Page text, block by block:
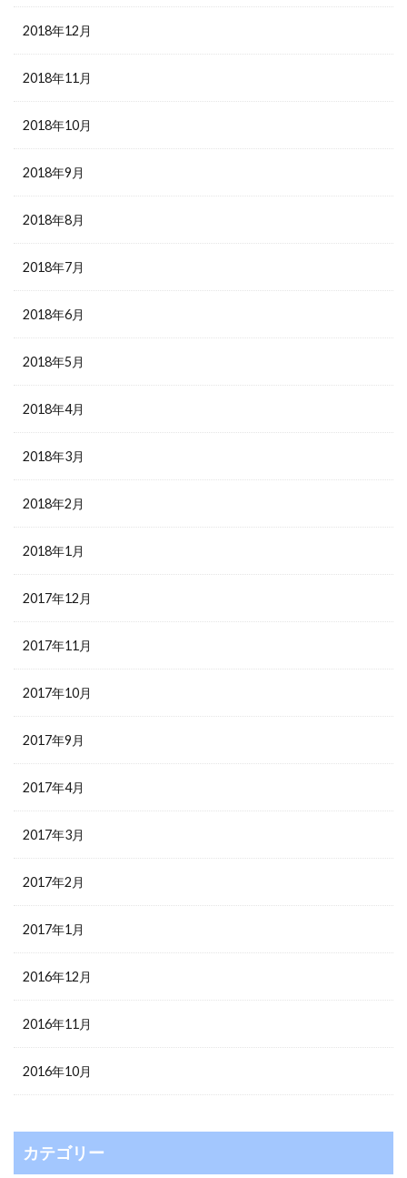
2018年12月
2018年11月
2018年10月
2018年9月
2018年8月
2018年7月
2018年6月
2018年5月
2018年4月
2018年3月
2018年2月
2018年1月
2017年12月
2017年11月
2017年10月
2017年9月
2017年4月
2017年3月
2017年2月
2017年1月
2016年12月
2016年11月
2016年10月
カテゴリー